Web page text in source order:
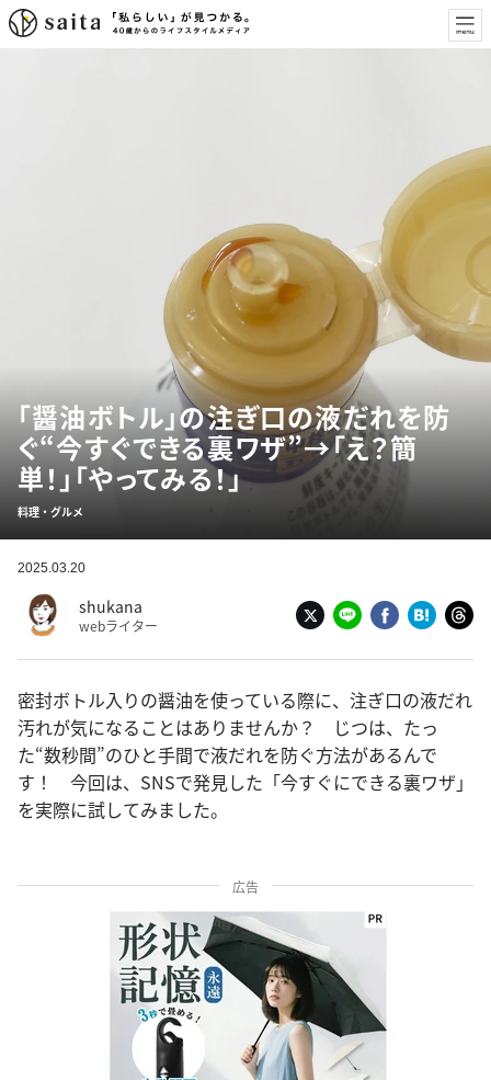
「醤油ボトル」の注ぎ口の液だれを防
ぐ“今すぐできる裏ワザ”→「え？簡
単！」「やってみる！」
料理・グルメ
2025.03.20
shukana
webライター
密封ボトル入りの醤油を使っている際に、注ぎ口の液だれ
汚れが気になることはありませんか？ じつは、たっ
た“数秒間”のひと手間で液だれを防ぐ方法があるんで
す！ 今回は、SNSで発見した「今すぐにできる裏ワザ」
を実際に試してみました。
広告